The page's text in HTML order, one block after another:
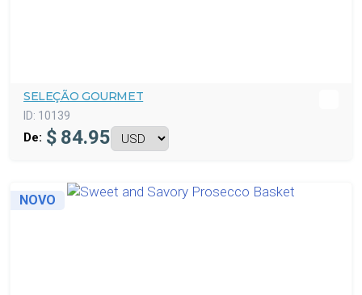
SELEÇÃO GOURMET
ID: 10139
De: $ 84.95
NOVO